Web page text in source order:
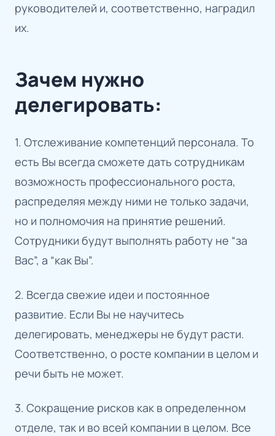
руководителей и, соответственно, наградил
их.
Зачем нужно
делегировать:
1. Отслеживание компетенций персонала. То
есть Вы всегда сможете дать сотрудникам
возможность профессионального роста,
распределяя между ними не только задачи,
но и полномочия на принятие решений.
Сотрудники будут выполнять работу не “за
Вас”, а “как Вы”.
2. Всегда свежие идеи и постоянное
развитие. Если Вы не научитесь
делегировать, менеджеры не будут расти.
Соответственно, о росте компании в целом и
речи быть не может.
3. Сокращение рисков как в определенном
отделе, так и во всей компании в целом. Все